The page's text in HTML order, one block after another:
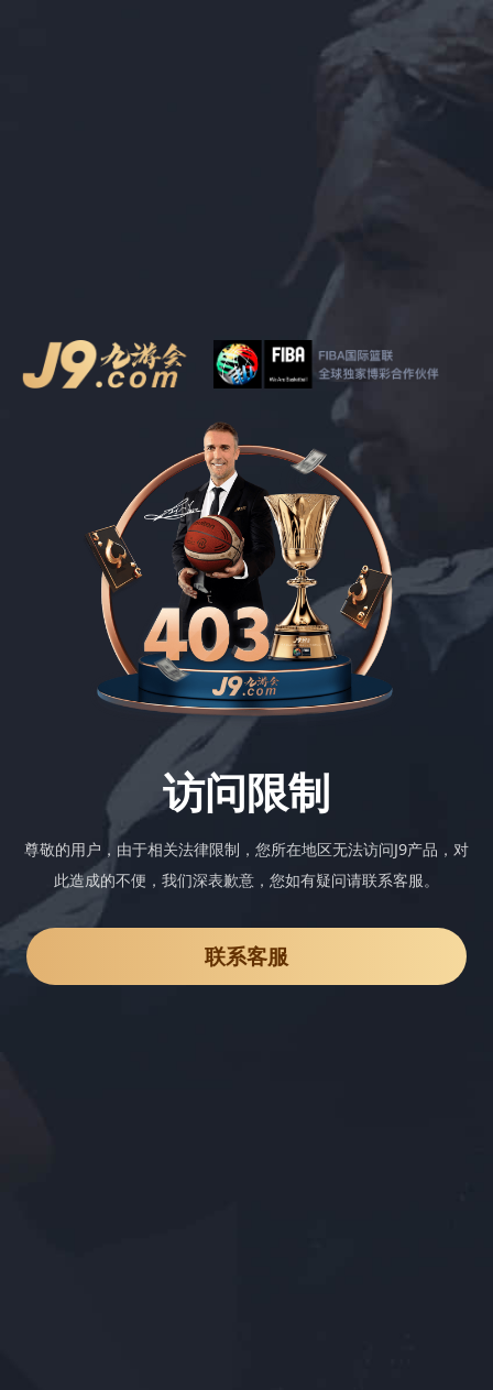
访问限制
尊敬的用户，由于相关法律限制，您所在地区无法访问J9产品，对
此造成的不便，我们深表歉意，您如有疑问请联系客服。
联系客服